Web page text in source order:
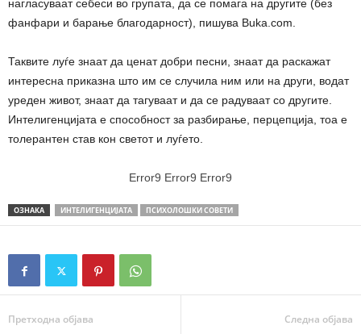
нагласуваат себеси во групата, да се помага на другите (без
фанфари и барање благодарност), пишува Buka.com.
Таквите луѓе знаат да ценат добри песни, знаат да раскажат
интересна приказна што им се случила ним или на други, водат
уреден живот, знаат да тагуваат и да се радуваат со другите.
Интелигенцијата е способност за разбирање, перцепција, тоа е
толерантен став кон светот и луѓето.
Error9 Error9 Error9
ОЗНАКА ИНТЕЛИГЕНЦИЈАТА ПСИХОЛОШКИ СОВЕТИ
Претходна објава Следна објава